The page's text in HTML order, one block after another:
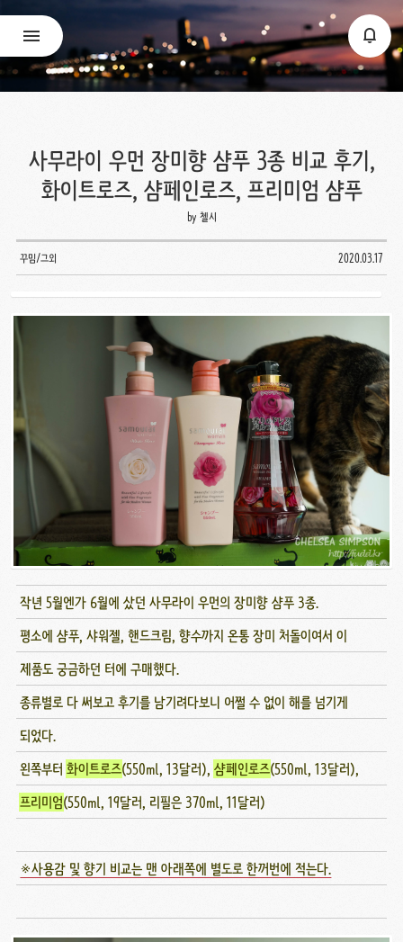
사무라이 우먼 장미향 샴푸 3종 비교 후기,
화이트로즈, 샴페인로즈, 프리미엄 샴푸
by 첼시
꾸밈/그외 2020.03.17
작년 5월엔가 6월에 샀던 사무라이 우먼의 장미향 샴푸 3종.
평소에 샴푸, 샤워젤, 핸드크림, 향수까지 온통 장미 처돌이여서 이
제품도 궁금하던 터에 구매했다.
종류별로 다 써보고 후기를 남기려다보니 어쩔 수 없이 해를 넘기게
되었다.
왼쪽부터화이트로즈(550ml, 13달러),샴페인로즈(550ml, 13달러),
프리미엄(550ml, 19달러, 리필은 370ml, 11달러)
※사용감 및 향기 비교는 맨 아래쪽에 별도로 한꺼번에 적는다.